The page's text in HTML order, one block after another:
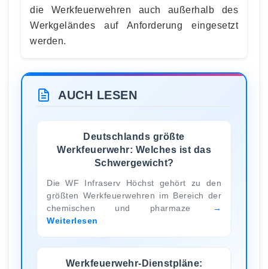
die Werkfeuerwehren auch außerhalb des
Werkgeländes auf Anforderung eingesetzt
werden.
AUCH LESEN
Deutschlands größte
Werkfeuerwehr: Welches ist das
Schwergewicht?
Die WF Infraserv Höchst gehört zu den
größten Werkfeuerwehren im Bereich der
chemischen und pharmaze
Weiterlesen
Werkfeuerwehr-Dienstpläne: